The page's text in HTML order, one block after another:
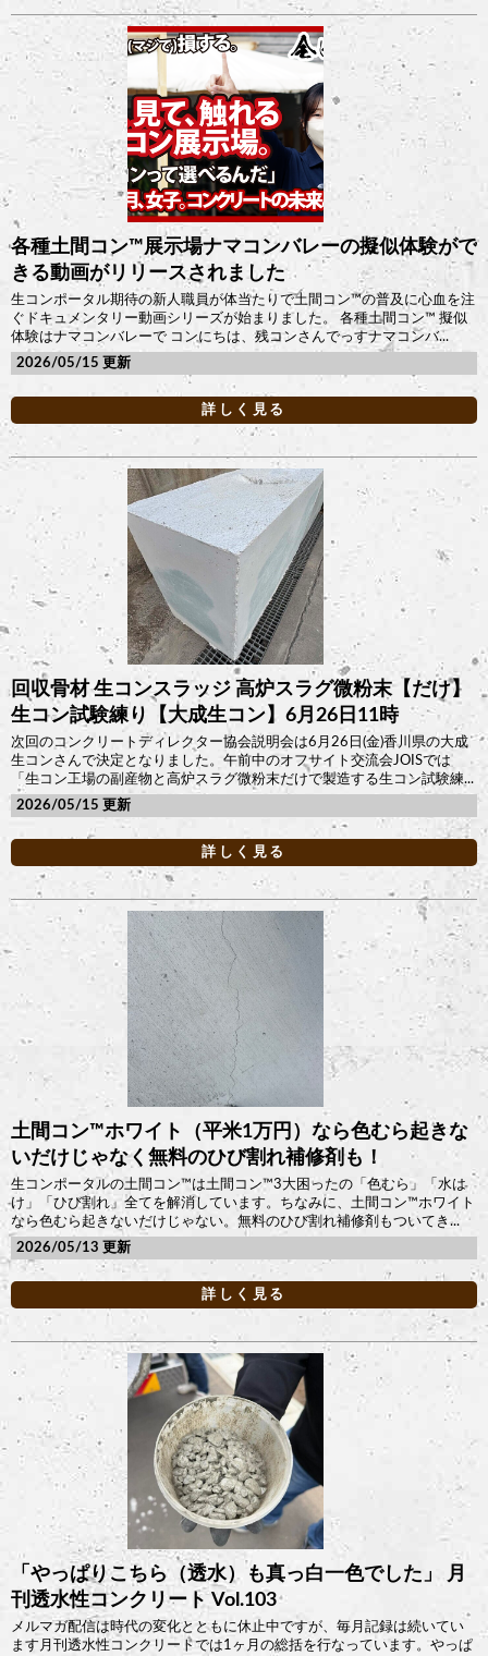
各種土間コン™︎展示場ナマコンバレーの擬似体験がで
きる動画がリリースされました
生コンポータル期待の新人職員が体当たりで土間コン™︎の普及に心血を注
ぐドキュメンタリー動画シリーズが始まりました。 各種土間コン™︎ 擬似
体験はナマコンバレーで コンにちは、残コンさんでっすナマコンバ...
2026/05/15
詳しく見る
回収骨材 生コンスラッジ 高炉スラグ微粉末【だけ】
生コン試験練り【大成生コン】6月26日11時
次回のコンクリートディレクター協会説明会は6月26日(金)香川県の大成
生コンさんで決定となりました。午前中のオフサイト交流会JOISでは
「生コン工場の副産物と高炉スラグ微粉末だけで製造する生コン試験練...
2026/05/15
詳しく見る
土間コン™︎ホワイト（平米1万円）なら色むら起きな
いだけじゃなく無料のひび割れ補修剤も！
生コンポータルの土間コン™︎は土間コン™︎3大困ったの「色むら」「水は
け」「ひび割れ」全てを解消しています。ちなみに、土間コン™︎ホワイト
なら色むら起きないだけじゃない。無料のひび割れ補修剤もついてき...
2026/05/13
詳しく見る
「やっぱりこちら（透水）も真っ白一色でした」 月
刊透水性コンクリート Vol.103
メルマガ配信は時代の変化とともに休止中ですが、毎月記録は続いてい
ます月刊透水性コンクリートでは1ヶ月の総括を行なっています。やっぱ